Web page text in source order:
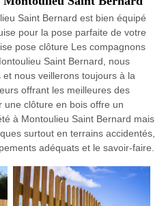
Saint Bernard est bien équipé
pour la pose parfaite de votre
pose clôture Les compagnons
Saint Bernard, nous
nous veillerons toujours à la
offrant les meilleures des
une clôture en bois offre un
à Montoulieu Saint Bernard mais
surtout en terrains accidentés,
adéquats et le savoir-faire.